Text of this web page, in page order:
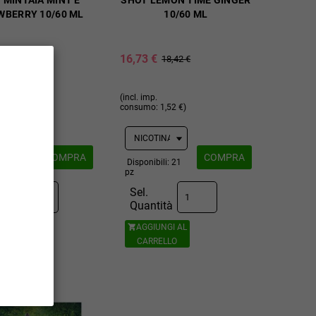
10/60 ML
COMPRA
10/60 ML
16,73 € 18,42 €
(incl. imp.
consumo: 1,52 €)
Disponibili: 21
pz
Sel.
Quantità
AGGIUNGI AL
CARRELLO
COMPRA